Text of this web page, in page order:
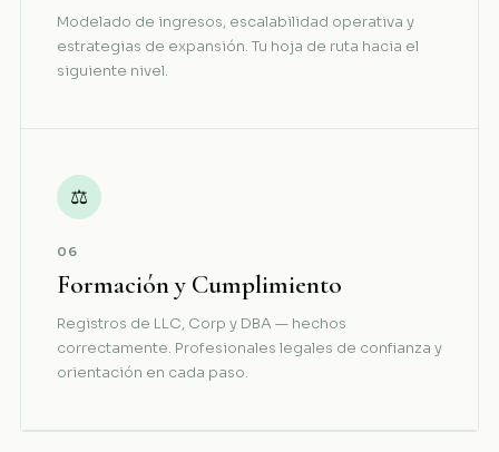
Modelado de ingresos, escalabilidad operativa y
estrategias de expansión. Tu hoja de ruta hacia el
siguiente nivel.
⚖
06
Formación y Cumplimiento
Registros de LLC, Corp y DBA — hechos
correctamente. Profesionales legales de confianza y
orientación en cada paso.